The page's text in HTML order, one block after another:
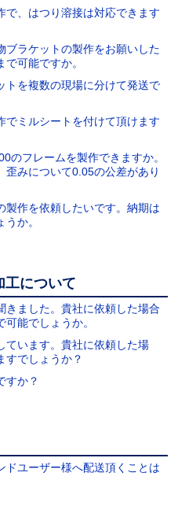
で、はつり溶接は対応できます
ブラケットの製作をお願いした
可能ですか。
トを複数の現場に分けて発送で
でミルシートを付けて頂けます
のフレームを製作できますか。
歪みについて0.05の公差があり
製作を依頼したいです。納期は
か。
工について
きました。貴社に依頼した場合
能でしょうか。
ています。貴社に依頼した場
すでしょうか？
すか？
ドユーザー様へ配送頂くことは